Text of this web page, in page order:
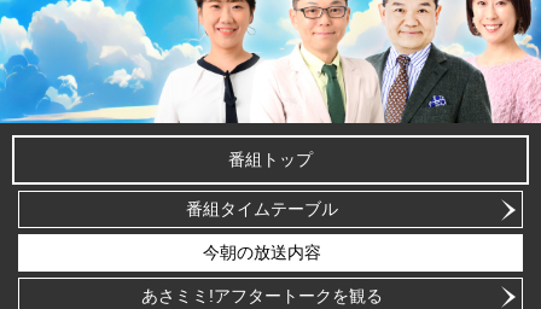
番組トップ
番組タイムテーブル
今朝の放送内容
あさミミ!アフタートークを観る